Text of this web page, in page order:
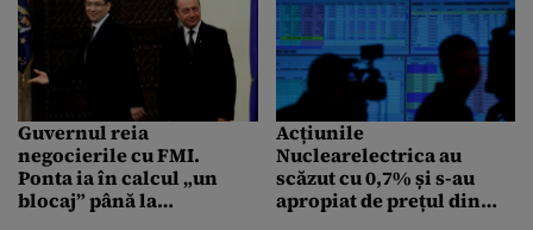
Guvernul reia
negocierile cu FMI.
Ponta ia în calcul „un
blocaj” până la
Acțiunile
Nuclearelectrica au
scăzut cu 0,7% și s-au
apropiat de prețul din